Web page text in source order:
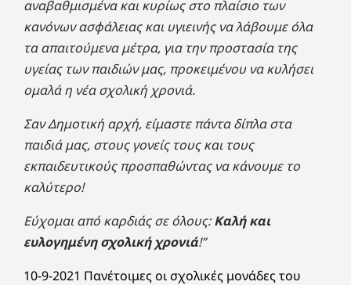
αναβαθμισμένα και κυρίως στο πλαίσιο των
κανόνων ασφάλειας και υγιεινής να λάβουμε όλα
τα απαιτούμενα μέτρα, για την προστασία της
υγείας των παιδιών μας, προκειμένου να κυλήσει
ομαλά η νέα σχολική χρονιά.
Σαν Δημοτική αρχή, είμαστε πάντα δίπλα στα
παιδιά μας, στους γονείς τους και τους
εκπαιδευτικούς προσπαθώντας να κάνουμε το
καλύτερο!
Εύχομαι από καρδιάς σε όλους:Καλή και
ευλογημένη σχολική χρονιά!”
10-9-2021 Πανέτοιμες οι σχολικές μονάδες του